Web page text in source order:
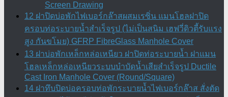
Screen Drawing
12 ฝาปิดบ่อพักไฟเบอร์กล๊าสผสมเรซิ่น แมนโฮลฝาปิด
ครอบท่อระบายน้ำสำเร็จรูป (ไม่เป็นสนิม เฮฟวี่ดิวตี้รับแรง
สูง กันขโมย) GFRP FibreGlass Manhole Cover
13 ฝาบ่อพักเหล็กหล่อเหนียว ฝาปิดท่อระบายน้ำ ฝาแมน
โฮลเหล็กหล่อเหนียวระบบบำบัดน้ำเสียสำเร็จรูป Ductile
Cast Iron Manhole Cover (Round/Square)
14 ฝาทึบปิดบ่อครอบท่อพักระบายน้ำไฟเบอร์กล๊าส สั่งตัด